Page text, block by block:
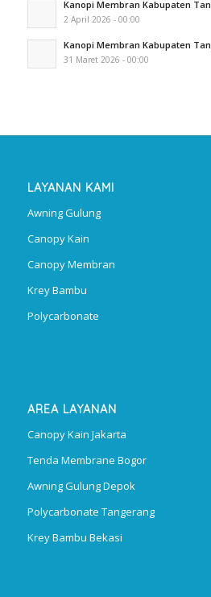
Kanopi Membran Kabupaten
2 April 2026 - 00:00
Kanopi Membran Kabupaten
31 Maret 2026 - 00:00
LAYANAN KAMI
Awning Gulung
Canopy Kain
Canopy Membran
Krey Bambu
Polycarbonate
AREA LAYANAN
Canopy Kain Jakarta
Tenda Membrane Bogor
Awning Gulung Depok
Polycarbonate Tangerang
Krey Bambu Bekasi